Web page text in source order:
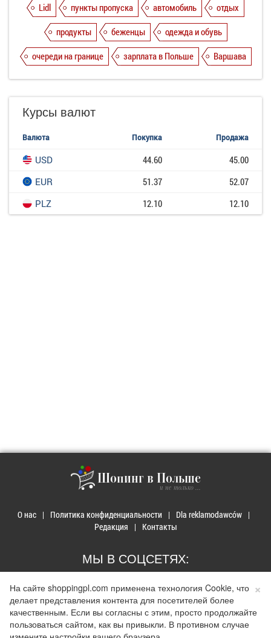
Lidl
пункты пропуска автомобиль
отдых
продукты
беженцы
одежда и обувь
очереди на границе
зарплата в Польше Варшава
Курсы валют
Валюта Покупка Продажа
USD 44.60
45.00
EUR
51.37
52.07
PLZ
12.10 12.10
Шопинг в Польше
и не только ...
О нас Политика конфиденциальности
Dla reklamodawców
Редакция
Контакты
МЫ В СОЦСЕТЯХ:
© 2026 Покупки в Польше. Developed byRealnet.cf.Depositphotos
Использование материалов допускается только при наличии активной ссылки на
×
На сайте shoppingpl.com применена технология Cookie, что
делает представления контента для посетителей более
качественным. Если вы согласны с этим, просто продолжайте
пользоваться сайтом, как вы привыкли. В противном случае